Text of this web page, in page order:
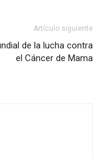
Artículo siguiente
de la lucha contra
el Cáncer de Mama